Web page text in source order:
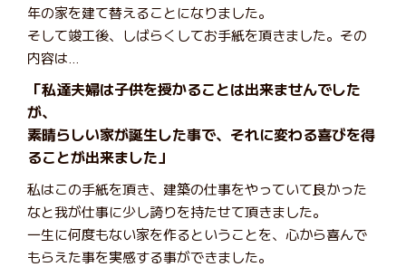
年の家を建て替えることになりました。
そして竣工後、しばらくしてお手紙を頂きました。その
内容は…
「私達夫婦は子供を授かることは出来ませんでした
が、
素晴らしい家が誕生した事で、それに変わる喜びを得
ることが出来ました」
私はこの手紙を頂き、建築の仕事をやっていて良かった
なと我が仕事に少し誇りを持たせて頂きました。
一生に何度もない家を作るということを、心から喜んで
もらえた事を実感する事ができました。